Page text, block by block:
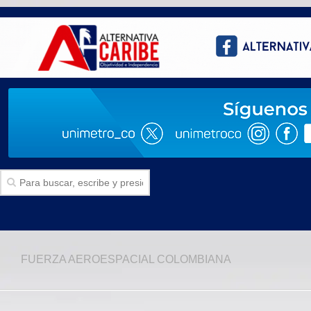
Politica
FUERZA AEROESPACIAL COLOMBIANA